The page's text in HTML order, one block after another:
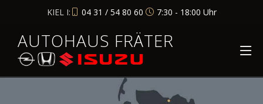
KIEL I: 04 31 / 54 80 60 7:30 - 18:00 Uhr
AUTOHAUS FRÄTER